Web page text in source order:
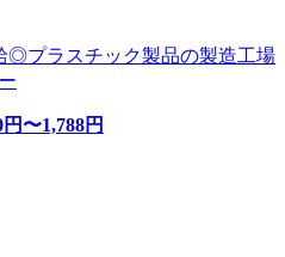
◎プラスチック製品の製造工場
円〜1,788円